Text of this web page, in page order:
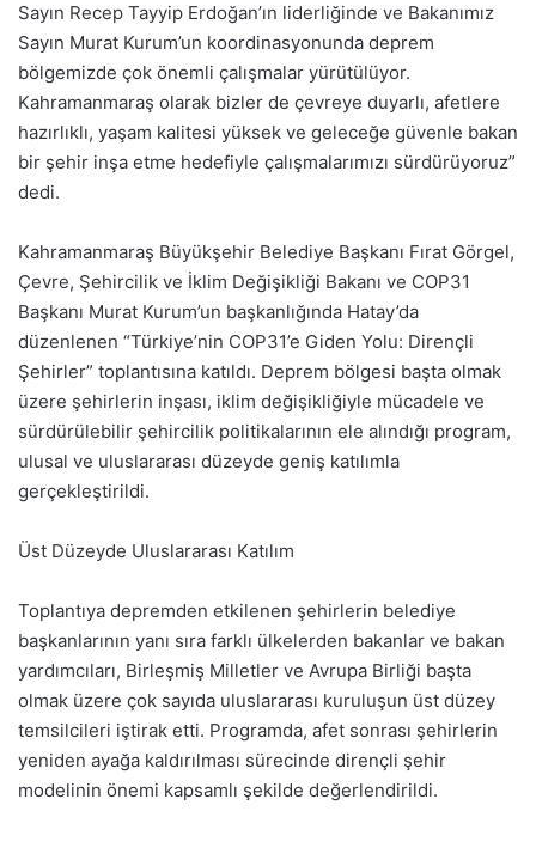
Sayın Recep Tayyip Erdoğan’ın liderliğinde ve Bakanımız
Sayın Murat Kurum’un koordinasyonunda deprem
bölgemizde çok önemli çalışmalar yürütülüyor.
Kahramanmaraş olarak bizler de çevreye duyarlı, afetlere
hazırlıklı, yaşam kalitesi yüksek ve geleceğe güvenle bakan
bir şehir inşa etme hedefiyle çalışmalarımızı sürdürüyoruz”
dedi.
Kahramanmaraş Büyükşehir Belediye Başkanı Fırat Görgel,
Çevre, Şehircilik ve İklim Değişikliği Bakanı ve COP31
Başkanı Murat Kurum’un başkanlığında Hatay’da
düzenlenen “Türkiye’nin COP31’e Giden Yolu: Dirençli
Şehirler” toplantısına katıldı. Deprem bölgesi başta olmak
üzere şehirlerin inşası, iklim değişikliğiyle mücadele ve
sürdürülebilir şehircilik politikalarının ele alındığı program,
ulusal ve uluslararası düzeyde geniş katılımla
gerçekleştirildi.
Üst Düzeyde Uluslararası Katılım
Toplantıya depremden etkilenen şehirlerin belediye
başkanlarının yanı sıra farklı ülkelerden bakanlar ve bakan
yardımcıları, Birleşmiş Milletler ve Avrupa Birliği başta
olmak üzere çok sayıda uluslararası kuruluşun üst düzey
temsilcileri iştirak etti. Programda, afet sonrası şehirlerin
yeniden ayağa kaldırılması sürecinde dirençli şehir
modelinin önemi kapsamlı şekilde değerlendirildi.